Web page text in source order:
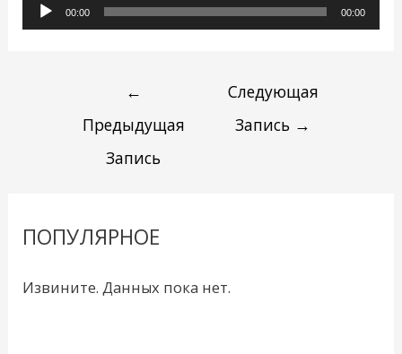
00:00 00:00
←
Предыдущая
Запись
Следующая
Запись →
ПОПУЛЯРНОЕ
Извините. Данных пока нет.